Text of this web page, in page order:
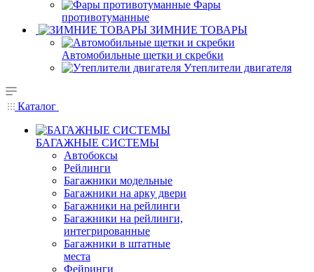
Фары
противотуманные
ЗИМНИЕ ТОВАРЫ
Автомобильные щетки и скребки
Утеплители двигателя
Каталог
БАГАЖНЫЕ СИСТЕМЫ
Автобоксы
Рейлинги
Багажники модельные
Багажники на арку двери
Багажники на рейлинги
Багажники на рейлинги,
интегрированные
Багажники в штатные
места
Фейринги